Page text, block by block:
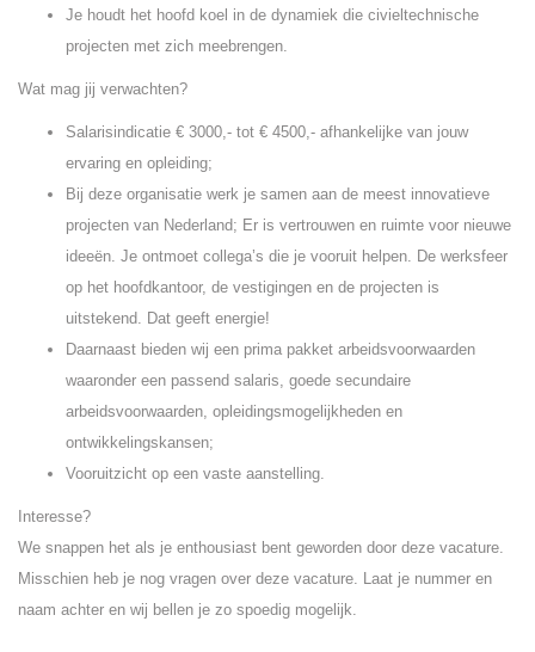
Je houdt het hoofd koel in de dynamiek die civieltechnische
projecten met zich meebrengen.
Wat mag jij verwachten?
Salarisindicatie € 3000,- tot € 4500,- afhankelijke van jouw
ervaring en opleiding;
Bij deze organisatie werk je samen aan de meest innovatieve
projecten van Nederland; Er is vertrouwen en ruimte voor nieuwe
ideeën. Je ontmoet collega’s die je vooruit helpen. De werksfeer
op het hoofdkantoor, de vestigingen en de projecten is
uitstekend. Dat geeft energie!
Daarnaast bieden wij een prima pakket arbeidsvoorwaarden
waaronder een passend salaris, goede secundaire
arbeidsvoorwaarden, opleidingsmogelijkheden en
ontwikkelingskansen;
Vooruitzicht op een vaste aanstelling.
Interesse?
We snappen het als je enthousiast bent geworden door deze vacature.
Misschien heb je nog vragen over deze vacature. Laat je nummer en
naam achter en wij bellen je zo spoedig mogelijk.